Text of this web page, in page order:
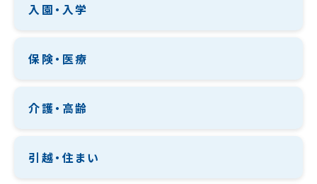
入園・入学
保険・医療
介護・高齢
引越・住まい